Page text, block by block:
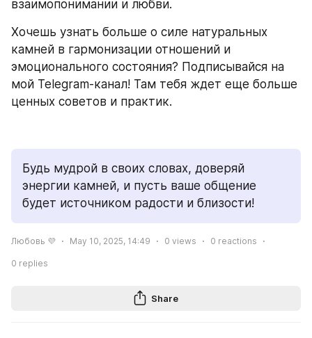
взаимопонимании и любви.
Хочешь узнать больше о силе натуральных
камней в гармонизации отношений и
эмоционального состояния? Подписывайся на
мой Telegram-канал! Там тебя ждет еще больше
ценных советов и практик.
Будь мудрой в своих словах, доверяй
энергии камней, и пусть ваше общение
будет источником радости и близости!
Любовь 💜 May 10, 2025, 14:49 0 views 0 reactions
0 replies
Share